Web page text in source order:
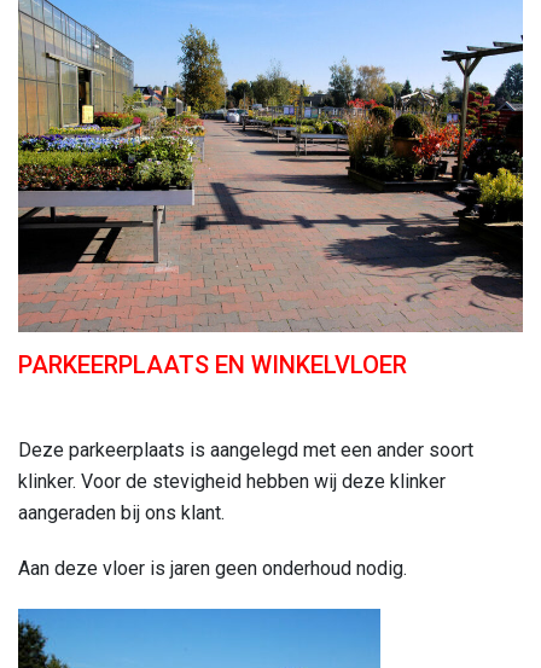
PARKEERPLAATS EN WINKELVLOER
Deze parkeerplaats is aangelegd met een ander soort
klinker. Voor de stevigheid hebben wij deze klinker
aangeraden bij ons klant.
Aan deze vloer is jaren geen onderhoud nodig.